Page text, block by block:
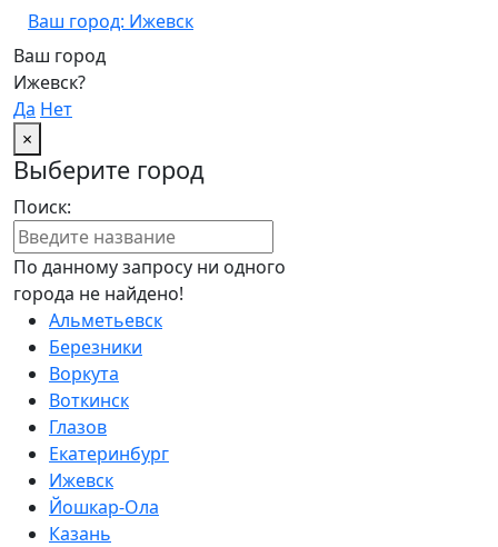
Ваш город: Ижевск
Ваш город
Ижевск?
Да Нет
×
Выберите город
Поиск:
По данному запросу ни одного
города не найдено!
Альметьевск
Березники
Воркута
Воткинск
Глазов
Екатеринбург
Ижевск
Йошкар-Ола
Казань